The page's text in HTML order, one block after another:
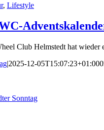
, Lifestyle
Club Helmstedt hat wieder
|2025-12-05T15:07:23+01:00
Sonntag